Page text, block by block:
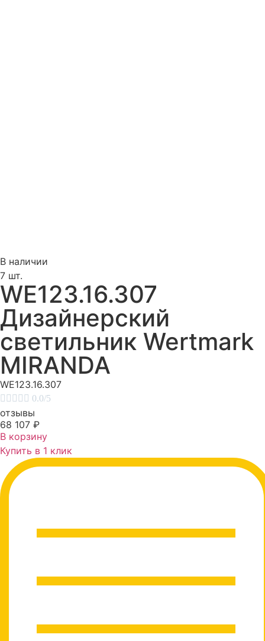
В наличии
7 шт.
WE123.16.307
Дизайнерский
светильник Wertmark
MIRANDA
WE123.16.307
     0.0/5
отзывы
68 107 ₽
В корзину
Купить в 1 клик